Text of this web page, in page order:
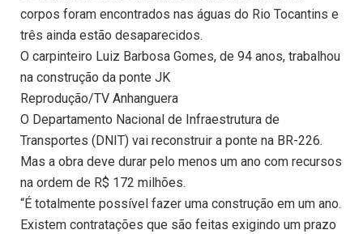
corpos foram encontrados nas águas do Rio Tocantins e
três ainda estão desaparecidos.
O carpinteiro Luiz Barbosa Gomes, de 94 anos, trabalhou
na construção da ponte JK
Reprodução/TV Anhanguera
O Departamento Nacional de Infraestrutura de
Transportes (DNIT) vai reconstruir a ponte na BR-226.
Mas a obra deve durar pelo menos um ano com recursos
na ordem de R$ 172 milhões.
“É totalmente possível fazer uma construção em um ano.
Existem contratações que são feitas exigindo um prazo